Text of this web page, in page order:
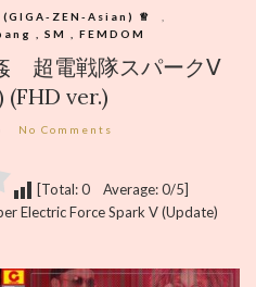
ZEN-Asian) ♕︎
, SM , FEMDOM
超電戦隊スパークⅤ
(FHD ver.)
No Comments
[Total: 0 Average: 0/5]
Electric Force Spark V (Update)